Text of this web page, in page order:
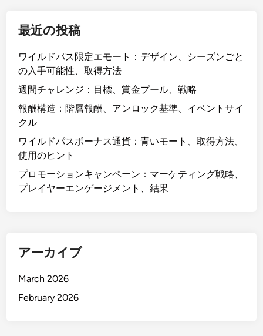
最近の投稿
ワイルドパス限定エモート：デザイン、シーズンごと
の入手可能性、取得方法
週間チャレンジ：目標、賞金プール、戦略
報酬構造：階層報酬、アンロック基準、イベントサイ
クル
ワイルドパスボーナス通貨：青いモート、取得方法、
使用のヒント
プロモーションキャンペーン：マーケティング戦略、
プレイヤーエンゲージメント、結果
アーカイブ
March 2026
February 2026